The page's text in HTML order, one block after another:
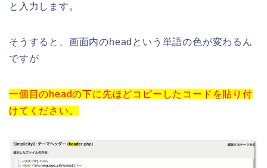
と入力します。
そうすると、画面内のheadという単語の色が変わるん
ですが
一個目のheadの下に先ほどコピーしたコードを貼り付
けてください。